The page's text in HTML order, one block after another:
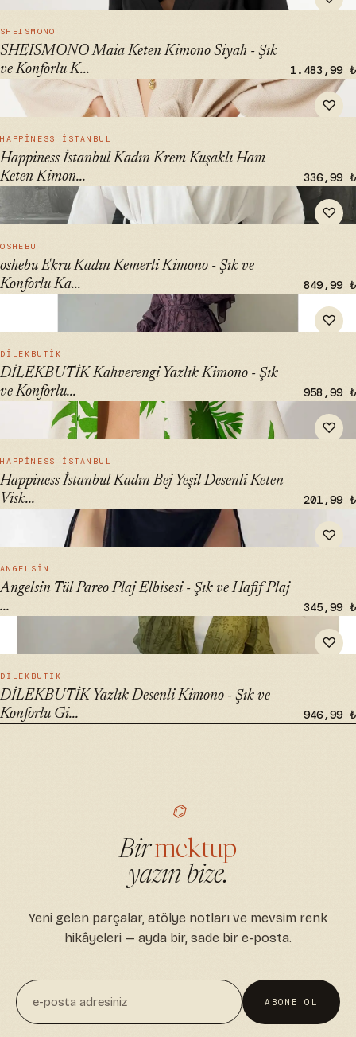
SHEISMONO
SHEISMONO Maia Keten Kimono Siyah - Şık
ve Konforlu K...
1.483,99 ₺
♡
" alt="Happiness İstanbul Kadın Krem Kuşaklı Ham Keten
Kimono BV00175 | Doğal ve Şık Giyim" loading="lazy">
HAPPINESS İSTANBUL
Happiness İstanbul Kadın Krem Kuşaklı Ham
Keten Kimon...
336,99 ₺
♡
" alt="oshebu Ekru Kadın Kemerli Kimono - Şık ve Konforlu
Kaftanlar" loading="lazy">
OSHEBU
oshebu Ekru Kadın Kemerli Kimono - Şık ve
Konforlu Ka...
849,99 ₺
♡
" alt="DİLEKBUTİK Kahverengi Yazlık Kimono - Şık ve
Konforlu Kaftanlar" loading="lazy">
DİLEKBUTİK
DİLEKBUTİK Kahverengi Yazlık Kimono - Şık
ve Konforlu...
958,99 ₺
♡
" alt="Happiness İstanbul Kadın Bej Yeşil Desenli Keten
Viskon Kimono BH00381" loading="lazy">
HAPPINESS İSTANBUL
Happiness İstanbul Kadın Bej Yeşil Desenli Keten
Visk...
201,99 ₺
♡
" alt="Angelsin Tül Pareo Plaj Elbisesi - Şık ve Hafif Plaj
Giyimi" loading="lazy">
ANGELSIN
Angelsin Tül Pareo Plaj Elbisesi - Şık ve Hafif Plaj
...
345,99 ₺
♡
" alt="DİLEKBUTİK Yazlık Desenli Kimono - Şık ve Konforlu
Giyim Çözümünüz" loading="lazy">
DİLEKBUTİK
DİLEKBUTİK Yazlık Desenli Kimono - Şık ve
Konforlu Gi...
946,99 ₺
⌬
Birmektup
yazın bize.
Yeni gelen parçalar, atölye notları ve mevsim renk
hikâyeleri — ayda bir, sade bir e-posta.
ABONE OL